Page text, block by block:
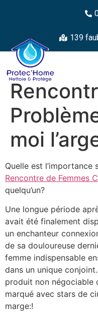
139
moi
Quelle est
Rencontre de Femmes
quelqu’un?
Une longue période
avait été finalement
un enchanteur
de sa douloureuse
femme indispensable
dans un unique
produit non négociable
marqué avec stars de
marge:!